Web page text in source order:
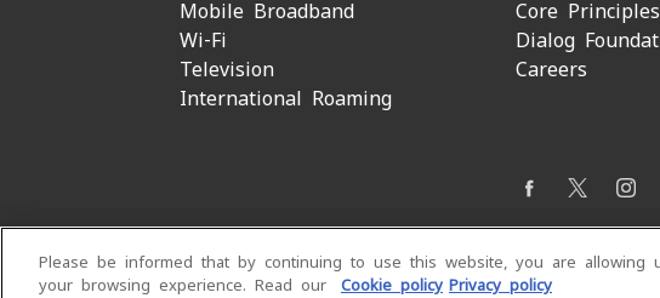
Mobile Broadband
Wi-Fi
Television
International Roaming
Core Principles
Dialog
Careers
Please be informed that by continuing to use this website, you are allowing
your browsing experience. Read our
Cookie policy Privacy policy